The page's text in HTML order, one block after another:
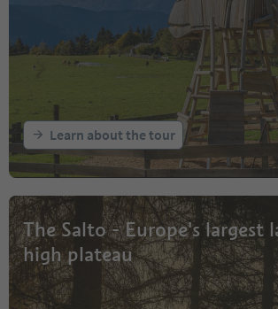
Learn about the tour
The Salto - Europe's largest
high plateau